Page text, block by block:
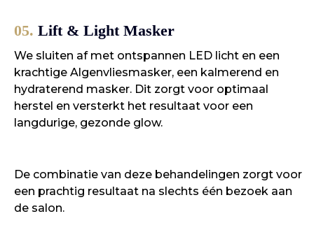
05. Lift & Light Masker
We sluiten af met ontspannen LED licht en een
krachtige Algenvliesmasker, een kalmerend en
hydraterend masker. Dit zorgt voor optimaal
herstel en versterkt het resultaat voor een
langdurige, gezonde glow.
De combinatie van deze behandelingen zorgt voor
een prachtig resultaat na slechts één bezoek aan
de salon.